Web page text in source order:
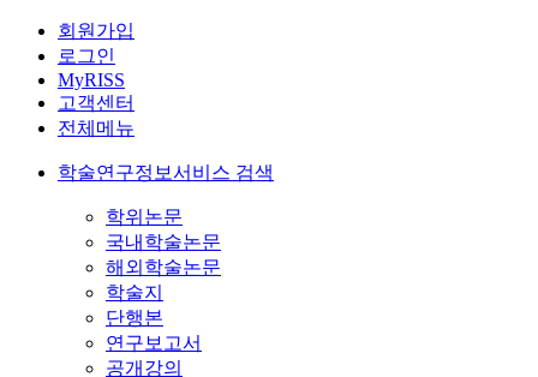
회원가입
로그인
MyRISS
고객센터
전체메뉴
학술연구정보서비스 검색
학위논문
국내학술논문
해외학술논문
학술지
단행본
연구보고서
공개강의